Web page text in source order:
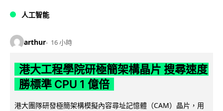
人工智能
arthur 16 小時
港大工程學院研極簡架構晶片 搜尋速度
勝標準 CPU 1 億倍
港大團隊研發極簡架構模擬內容尋址記憶體（CAM）晶片，用